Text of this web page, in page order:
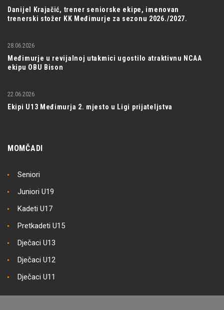
Danijel Krajačić, trener seniorske ekipe, imenovan
trenerski stožer KK Međimurje za sezonu 2026./2027.
Međimurje u revijalnoj utakmici ugostilo atraktivnu NCAA
ekipu OBU Bison
28.06.2026
Ekipi U13 Međimurja 2. mjesto u Ligi prijateljstva
22.06.2026
MOMČADI
Seniori
Juniori U19
Kadeti U17
Pretkadeti U15
Dječaci U13
Dječaci U12
Dječaci U11